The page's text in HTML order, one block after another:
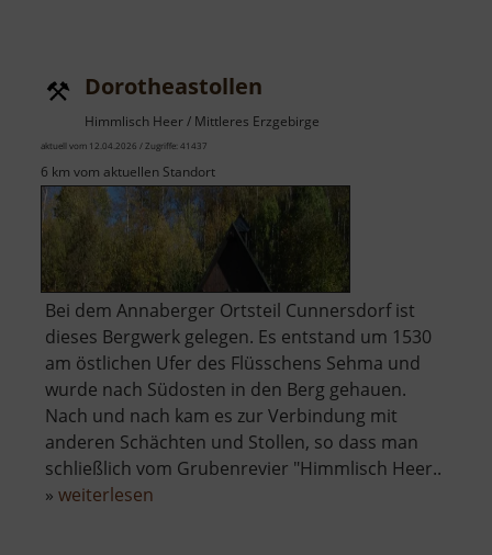
Dorotheastollen
Himmlisch Heer / Mittleres Erzgebirge
aktuell vom 12.04.2026 / Zugriffe: 41437
6 km vom aktuellen Standort
Bei dem Annaberger Ortsteil Cunnersdorf ist
dieses Bergwerk gelegen. Es entstand um 1530
am östlichen Ufer des Flüsschens Sehma und
wurde nach Südosten in den Berg gehauen.
Nach und nach kam es zur Verbindung mit
anderen Schächten und Stollen, so dass man
schließlich vom Grubenrevier "Himmlisch Heer..
» weiterlesen